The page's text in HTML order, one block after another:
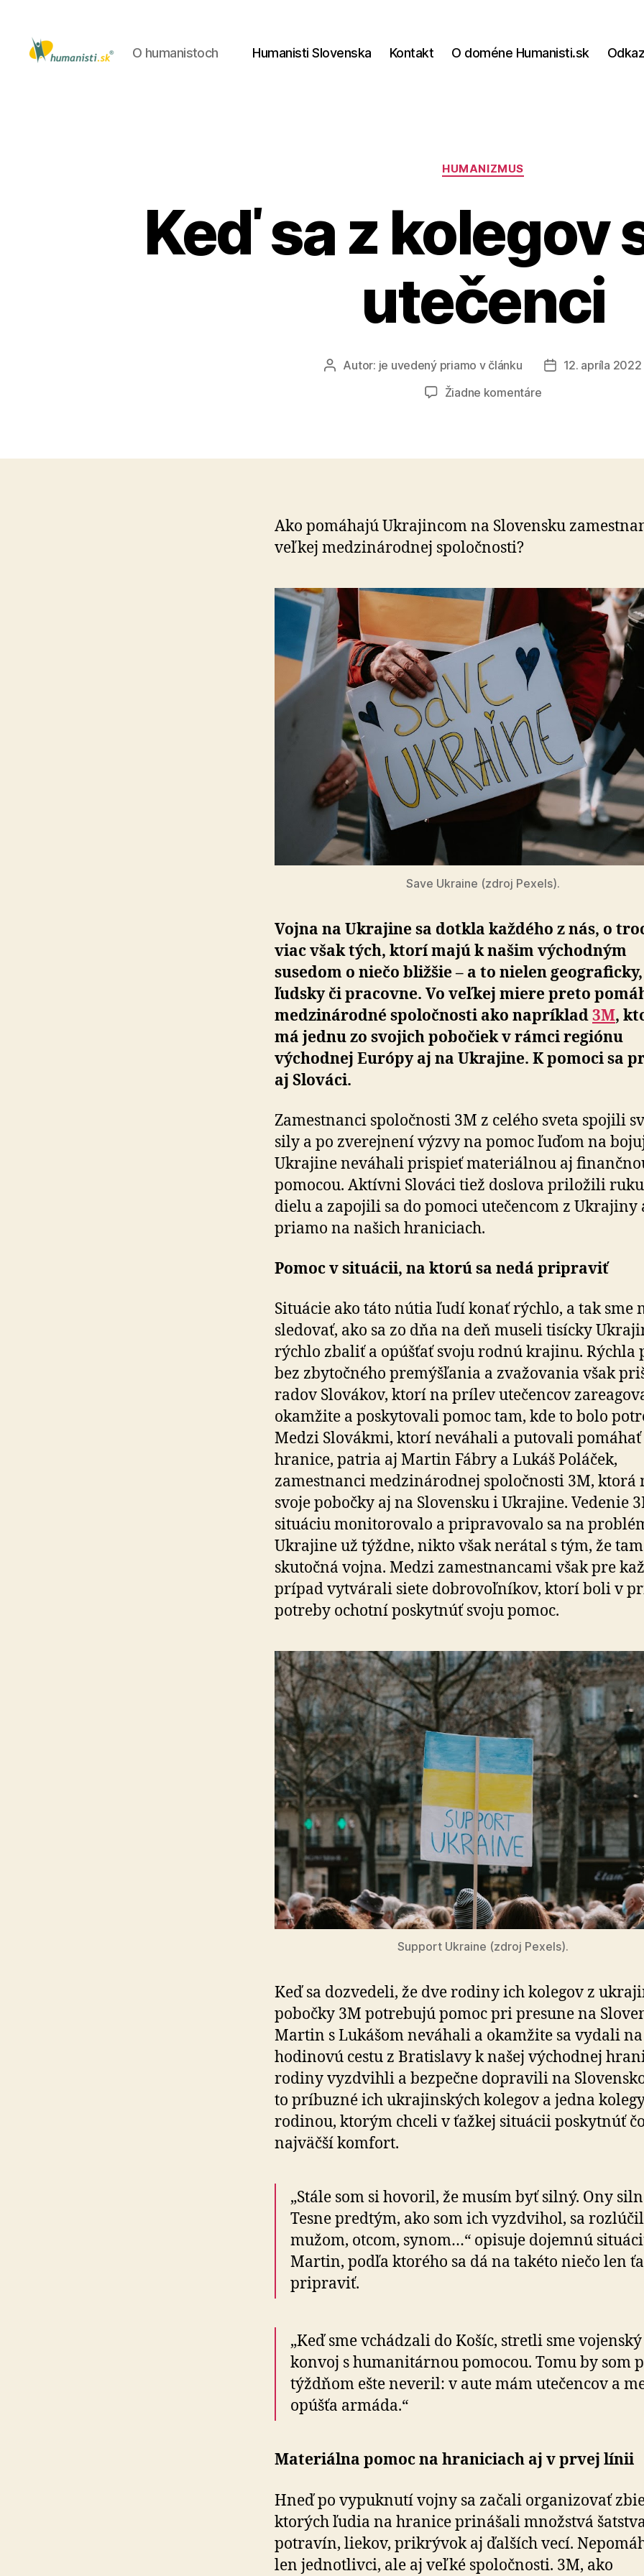
O humanistoch Humanisti Slovenska Kontakt O doméne Humanisti.sk
Kategórie
HUMANIZMUS
Keď sa z kolegov
utečenci
AutorAutor: je uvedený priamo v článku
Dátum
12. apríla 2022
Žiadne komentárena
kolegov
Ako pomáhajú Ukrajincom na Slovensku
veľkej medzinárodnej spoločnosti?
Save Ukraine (zdroj Pexels).
Vojna na Ukrajine sa dotkla každého z nás, o
viac však tých, ktorí majú k našim východným
susedom o niečo bližšie – a to nielen
ľudsky či pracovne. Vo veľkej miere preto
medzinárodné spoločnosti ako napríklad3M,
má jednu zo svojich pobočiek v rámci regiónu
východnej Európy aj na Ukrajine. K pomoci sa
aj Slováci.
Zamestnanci spoločnosti 3M z celého sveta spojili
sily a po zverejnení výzvy na pomoc ľuďom na
Ukrajine neváhali prispieť materiálnou aj
pomocou. Aktívni Slováci tiež doslova priložili
dielu a zapojili sa do pomoci utečencom z Ukrajiny
priamo na našich hraniciach.
Pomoc v situácii, na ktorú sa nedá pripraviť
Situácie ako táto nútia ľudí konať rýchlo, a tak sme
sledovať, ako sa zo dňa na deň museli tisícky
rýchlo zbaliť a opúšťať svoju rodnú krajinu. Rýchla
bez zbytočného premýšľania a zvažovania však
radov Slovákov, ktorí na prílev utečencov
okamžite a poskytovali pomoc tam, kde to bolo
Medzi Slovákmi, ktorí neváhali a putovali
hranice, patria aj Martin Fábry a Lukáš Poláček,
zamestnanci medzinárodnej spoločnosti 3M, ktorá
svoje pobočky aj na Slovensku i Ukrajine. Vedenie
situáciu monitorovalo a pripravovalo sa na
Ukrajine už týždne, nikto však nerátal s tým, že
skutočná vojna. Medzi zamestnancami však pre
prípad vytvárali siete dobrovoľníkov, ktorí boli v
potreby ochotní poskytnúť svoju pomoc.
Support Ukraine (zdroj Pexels).
Keď sa dozvedeli, že dve rodiny ich kolegov z
pobočky 3M potrebujú pomoc pri presune na
Martin s Lukášom neváhali a okamžite sa vydali
hodinovú cestu z Bratislavy k našej východnej
rodiny vyzdvihli a bezpečne dopravili na
to príbuzné ich ukrajinských kolegov a jedna
rodinou, ktorým chceli v ťažkej situácii poskytnúť
najväčší komfort.
„Stále som si hovoril, že musím byť silný. Ony
Tesne predtým, ako som ich vyzdvihol, sa
mužom, otcom, synom…“ opisuje dojemnú
Martin, podľa ktorého sa dá na takéto niečo len
pripraviť.
„Keď sme vchádzali do Košíc, stretli sme vojenský
konvoj s humanitárnou pomocou. Tomu by som
týždňom ešte neveril: v aute mám utečencov a
opúšťa armáda.“
Materiálna pomoc na hraniciach aj v prvej línii
Hneď po vypuknutí vojny sa začali organizovať
ktorých ľudia na hranice prinášali množstvá
potravín, liekov, prikrývok aj ďalších vecí.
len jednotlivci, ale aj veľké spoločnosti. 3M, ako